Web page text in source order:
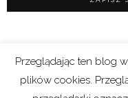
Regulamin sklepu |
Przeglądając ten blog
plików cookies.